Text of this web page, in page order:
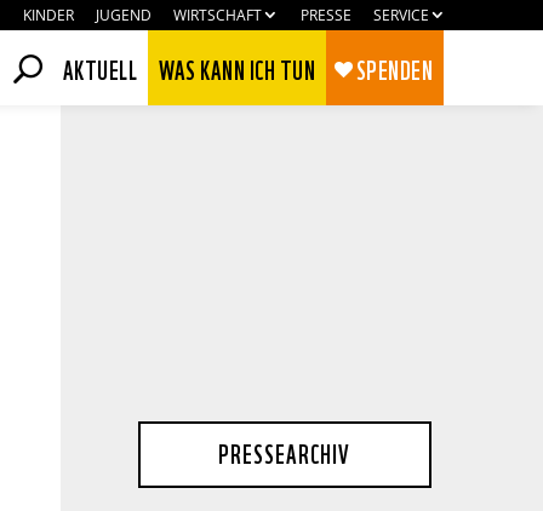
KINDER JUGEND WIRTSCHAFT PRESSE SERVICE
AKTUELL WAS KANN ICH TUN SPENDEN
PRESSEARCHIV
Ablehnen